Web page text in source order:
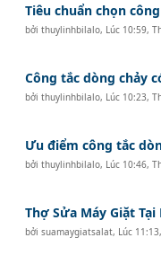
Tiêu chuẩn chọn
bởithuylinhbilalo, Lúc 10:59,
Công tắc dòng chảy
bởithuylinhbilalo, Lúc 10:23,
Ưu điểm công tắc
bởithuylinhbilalo, Lúc 10:46,
Thợ Sửa Máy Giặt
bởisuamaygiatsalat, Lúc